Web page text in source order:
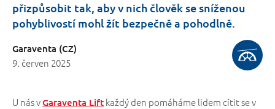
přizpůsobit tak, aby v nich člověk se sníženou
pohyblivostí mohl žít bezpečně a pohodlně.
Garaventa (CZ)
9. červen 2025
U nás vGaraventa Lift každý den pomáháme lidem cítit se v